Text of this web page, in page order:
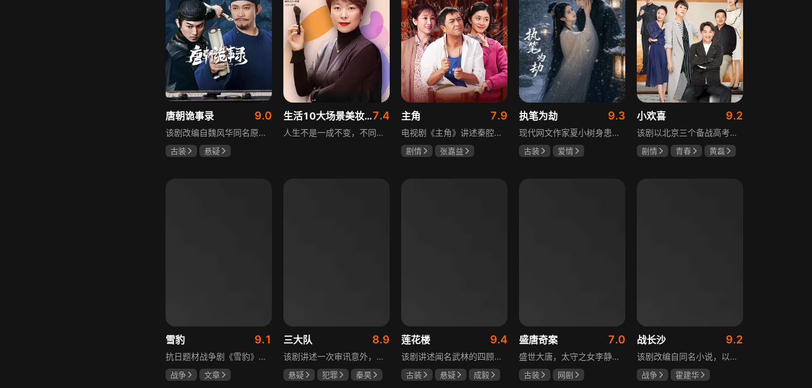
唐朝诡事录 9.0
该剧改编自魏风华同名原著，讲述繁华大唐盛世下发生的一系列奇闻异事。长安金吾卫中郎将卢凌风与狄公亲传弟子苏无名携手，共破《长安红茶》《石桥图》等九个诡异案件，从新娘失踪案到宫廷秘闻，从朝堂到乡间，他们在破案过程中相互了解，逐渐成长，共同守护苍生，担负起挽救社稷于危急的使命。
古装
悬疑
生活10大场景美妆秘籍7.4
人生不是一成不变，不同的场合不同的角色，适宜的妆容造型往往能帮助人们建立自信、破冰社交，开启一个良好开端，做到事半功倍。姜月辉老师亲自打造的《10大生活场景角色妆容课程》，将针对不同的生活场景和角色需求，教授相应的妆容造型技巧，让学员轻松驾驭每个人生角色，打造出适合自己的妆容，提升个人形象和气质。
主角 7.9
电视剧《主角》讲述秦腔名伶忆秦娥阴差阳错被舅舅胡三元带入剧团，历经近半个世纪兴衰起伏，从牧羊女成长为一代秦腔名伶的故事，剧集以秦腔发展为脉络映射大历史起落，反映中国社会四十年变迁中普通人的情感生活与命运，展现传统艺术传承与时代变迁的交织。
剧情
张嘉益
执笔为劫 9.3
现代网文作家夏小树身患绝症，临终前未能完成最后一部长篇小说，带着遗憾离世，却意外穿越进自己笔下的世界，成为书中的明月公主。夏小树步步为营，一次次改写危机。当夏小树耗尽预知，失去剧本掌控，她和萧景琰的命运急转直下。萧景琰被逼另娶他人，两人被迫私奔，却在曙光初现时遭遇追兵——夏小树中箭身亡，萧景琰抱着她痛不欲生。十年后，登基为帝的萧景琰在上元灯会上，遇见一个提着兔子灯的姑娘，与当年的明月一模一样……
古装
爱情
小欢喜 9.2
该剧以北京三个备战高考的家庭为核心，讲述童文洁与方一凡、宋倩与乔英子、季胜利与季杨杨这几组亲子，在升学压力下，围绕成绩、陪伴、沟通等问题产生的矛盾与磨合，展现了中年家长与青春期孩子共同成长的温馨故事。
剧情 青春
黄磊
雪豹 9.1
抗日题材战争剧《雪豹》讲述抗日女学生陈怡是一个在革命道路上逐渐成长起来的优秀青年。从慷慨激昂的热血学生，到成熟稳重的革命战士，甚至执行任务的时候还要扮演性格大胆奔放的交际花，打入到敌人内部获取情报。在做情报工作时，与搭档张楚扮假夫妻，多次身陷险境命悬一线。周卫国原本是一名玩世不恭的富家子弟，却不乏热血，抗战时为了保护初恋女友，举枪杀了一名日本人，由此改名换姓走上了革命道路，从国民党中央军校到德国军校，再到回国创建中国第一支特战部队，成为了一个真正的传奇英雄。
战争
文章
三大队 8.9
该剧讲述一次审讯意外，三大队刑警程兵入狱服刑，队友受牵连脱警、降职，曾经的警界精英三大队分崩离析。十年牢狱，程兵重获自由，失去一切，而案件的犯罪嫌疑人王大勇依旧在逃。穿一天警服，终身是正义，不甘化作执着，利刃再次出鞘，程兵和三大队的兄弟重新集结踏上追凶之路，在孤独漫长的旅途中配合警方千里追凶，也在这苦行僧一样的历程中重新找到人生的坐标和生命的意义。本片根据原载于“网易人间”作者深蓝的《请转告局长，三大队任务完成》改编。
悬疑 犯罪
秦昊
莲花楼 9.4
该剧讲述闻名武林的四顾门门主李相夷在一次大战后身受重伤，从此退隐江湖成为淡泊名利的“假神医”李莲花。他遇到新交方多病与旧敌笛飞声后，重新卷入江湖。江湖暗流涌动，疑团扑朔迷离，抽丝剥茧方能断出真相，一段荡气回肠的侠义情即将热血展开，展现了侠义、探案与江湖恩怨交织的精彩故事。
古装 悬疑
成毅
盛唐奇案 7.0
盛世大唐，太守之女李静澜天赋异禀，擅验尸断案，与神秘“鬼探”决明、武艺高强的捕快苏御安联手追凶，揭开一桩桩离奇悬案：双生姐妹的生死置换、跨越十七年的书生冤案、雅集会上的连环仪式杀人等。在迷雾与鲜血中，李静澜与决明暗生情愫，彼此扶持，坚守心中正道，挣脱宿命桎梏。盛世灯火之下，他们以智慧与勇气涤荡污浊，书写下一段守护正义与清明的传奇。
古装
网剧
战长沙 9.2
该剧改编自同名小说，以中国近代史上著名的“长沙会战”为背景，借由长沙城一户普通胡姓人家在战争中的命运浮沉，展现战火的无情以及在日军铁蹄侵略下中华儿女奋起抗战的不屈精神。1938年10月日军攻陷武汉，长沙危在旦夕，城中茶园巷的胡家人在孙女婿薛君山的支持下，为最宠爱的龙凤胎湘湘和小满安排退路。薛君山先将湘湘介绍给留洋归来保卫长沙的顾清明，可惜二人一见面便势同水火，薛君山只好另选人家。湘湘订婚当日，蒋介石密令火烧长沙，因指挥失当酿成巨大灾难，繁华古城毁于一旦，很多人包括湘湘的未婚夫一家被活活烧死。焦土上，各地英雄儿女齐聚长沙，和湖南人民一起阻挡敌人铁蹄，胡家人也在劫难中演绎了一幕幕悲欢离合。
战争
霍建华